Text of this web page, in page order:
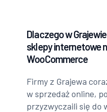
Dlaczego w
sklepy internetowe
WooCommerce
Firmy z Grajewa
w sprzedaż online,
przyzwyczaili się do